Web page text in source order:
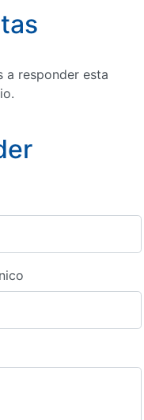
a responder esta